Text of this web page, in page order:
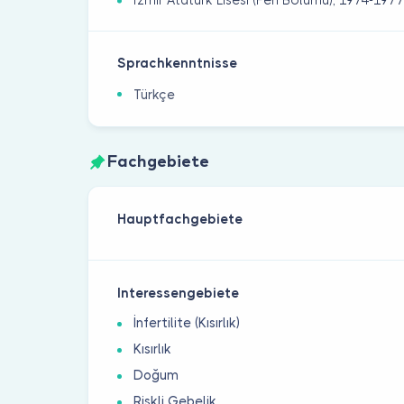
Sprachkenntnisse
Türkçe
Fachgebiete
Hauptfachgebiete
Interessengebiete
İnfertilite (Kısırlık)
Kısırlık
Doğum
Riskli Gebelik